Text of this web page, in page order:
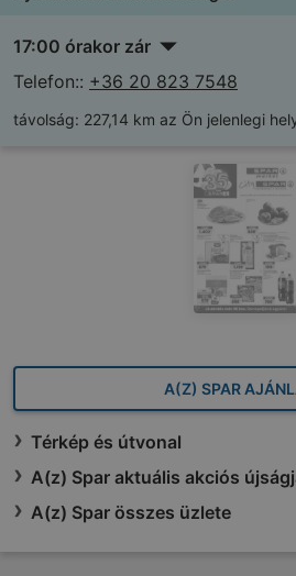
17:00 órakor zár
Telefon:: +36 20 823 7548
távolság: 227,14 km az Ön jelenlegi
A(Z) SPAR
Térkép és útvonal
A(z) Spar aktuális akciós
A(z) Spar összes üzlete